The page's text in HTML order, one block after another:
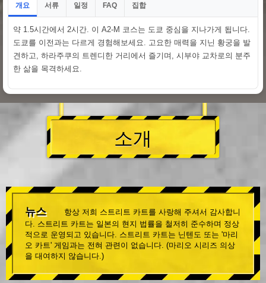
개요 서류 일정 FAQ 집합
약 1.5시간에서 2시간. 이 A2-M 코스는 도쿄 중심을 지나가게 됩니다.
도쿄를 이전과는 다르게 경험해보세요. 고요한 매력을 지닌 황궁을 발
견하고, 하라주쿠의 트렌디한 거리에서 즐기며, 시부야 교차로의 분주
한 삶을 목격하세요.
소개
뉴스
항상 저희 스트리트 카트를 사랑해 주셔서 감사합니
다. 스트리트 카트는 일본의 현지 법률을 철저히 준수하며 정상
적으로 운영되고 있습니다. 스트리트 카트는 닌텐도 또는 '마리
오 카트' 게임과는 전혀 관련이 없습니다. (마리오 시리즈 의상
을 대여하지 않습니다.)